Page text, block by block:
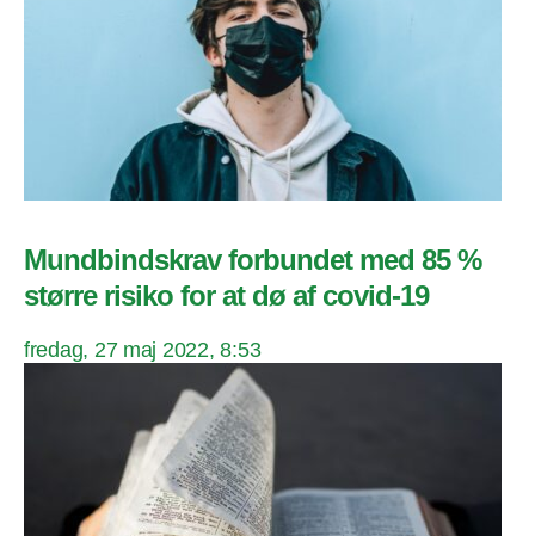
Mundbindskrav forbundet med 85 %
større risiko for at dø af covid-19
fredag, 27 maj 2022, 8:53